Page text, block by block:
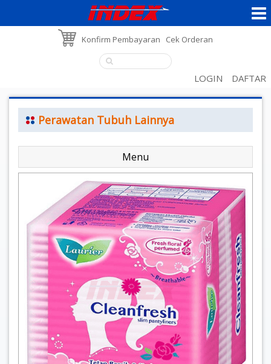
Konfirm Pembayaran Cek Orderan
LOGIN DAFTAR
Perawatan Tubuh Lainnya
Menu